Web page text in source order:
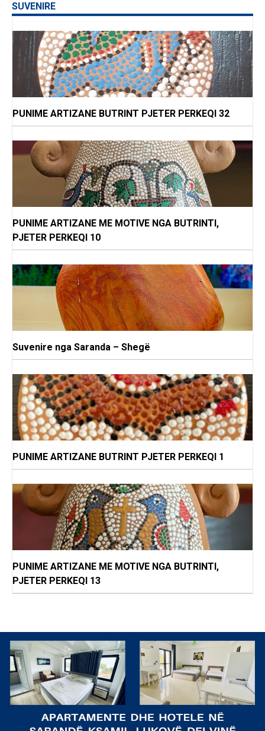
SUVENIRE
PUNIME ARTIZANE BUTRINT PJETER PERKEQI 32
PUNIME ARTIZANE ME MOTIVE NGA BUTRINTI,
PJETER PERKEQI 10
Suvenire nga Saranda – Shegë
PUNIME ARTIZANE BUTRINT PJETER PERKEQI 1
PUNIME ARTIZANE ME MOTIVE NGA BUTRINTI,
PJETER PERKEQI 13